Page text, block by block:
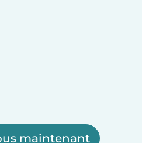
maintenant